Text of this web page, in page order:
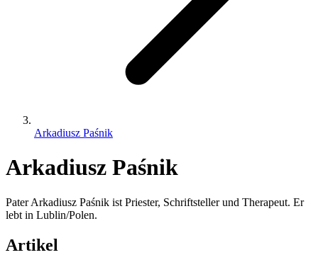
Arkadiusz Paśnik
Arkadiusz Paśnik
Pater Arkadiusz Paśnik ist Priester, Schriftsteller und Therapeut. Er
lebt in Lublin/Polen.
Artikel